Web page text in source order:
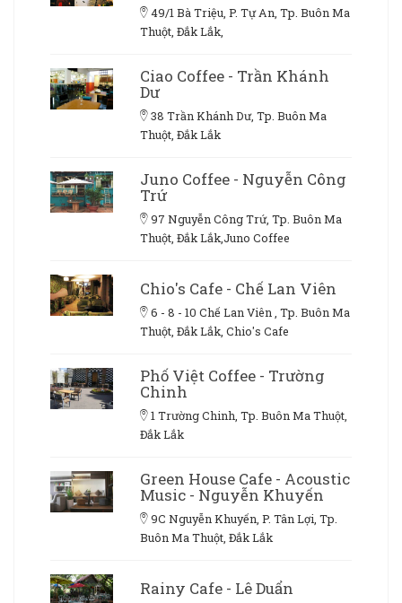
49/1 Bà Triệu, P. Tự An, Tp. Buôn Ma
Thuột, Đắk Lắk,
Ciao Coffee - Trần Khánh
Dư
38 Trần Khánh Dư, Tp. Buôn Ma
Thuột, Đắk Lắk
Juno Coffee - Nguyễn Công
Trứ
97 Nguyễn Công Trứ, Tp. Buôn Ma
Thuột, Đắk Lắk,Juno Coffee
Chio's Cafe - Chế Lan Viên
6 - 8 - 10 Chế Lan Viên , Tp. Buôn Ma
Thuột, Đắk Lắk, Chio's Cafe
Phố Việt Coffee - Trường
Chinh
1 Trường Chinh, Tp. Buôn Ma Thuột,
Đắk Lắk
Green House Cafe - Acoustic
Music - Nguyễn Khuyến
9C Nguyễn Khuyến, P. Tân Lợi, Tp.
Buôn Ma Thuột, Đắk Lắk
Rainy Cafe - Lê Duẩn